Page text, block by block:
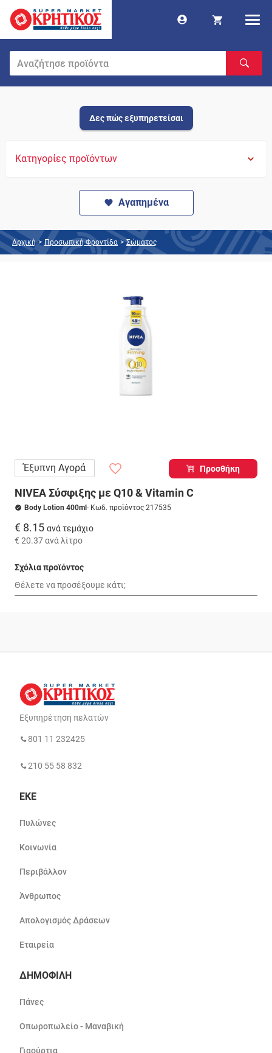
Δες πώς εξυπηρετείσαι
Κατηγορίες προϊόντων
Αγαπημένα
Αρχική > Προσωπική Φροντίδα > Σώματος
Έξυπνη Αγορά Προσθήκη
NIVEA Σύσφιξης με Q10 & Vitamin C
Body Lotion 400ml - Κωδ. προϊόντος 217535
€ 8.15 ανά τεμάχιο
€ 20.37ανά λίτρο
Σχόλια προϊόντος
Εξυπηρέτηση πελατών
801 11 232425
210 55 58 832
ΕΚΕ
Πυλώνες
Κοινωνία
Περιβάλλον
Άνθρωπος
Απολογισμός Δράσεων
Εταιρεία
ΔΗΜΟΦΙΛΗ
Πάνες
Οπωροπωλείο - Μαναβική
Γιαούρτια